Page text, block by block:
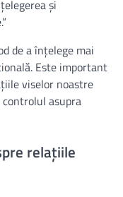
și
de a înțelege mai
Este important
viselor noastre
asupra
relațiile